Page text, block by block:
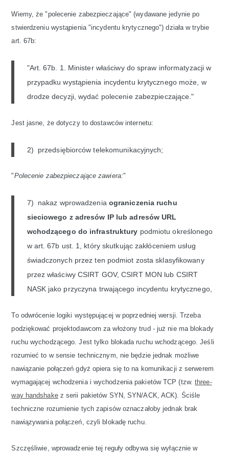
Wiemy, że "polecenie zabezpieczające" (wydawane jedynie po
stwierdzeniu wystąpienia "incydentu krytycznego") działa w trybie
art. 67b:
"Art. 67b. 1. Minister właściwy do spraw informatyzacji w
przypadku wystąpienia incydentu krytycznego może, w
drodze decyzji, wydać polecenie zabezpieczające."
Jest jasne, że dotyczy to dostawców internetu:
2) przedsiębiorców telekomunikacyjnych;
"Polecenie zabezpieczające zawiera:"
7) nakaz wprowadzenia ograniczenia ruchu
sieciowego z adresów IP lub adresów URL
wchodzącego do infrastruktury podmiotu określonego
w art. 67b ust. 1, który skutkując zakłóceniem usług
świadczonych przez ten podmiot zosta sklasyfikowany
przez właściwy CSIRT GOV, CSIRT MON lub CSIRT
NASK jako przyczyna trwającego incydentu krytycznego,
To odwrócenie logiki występującej w poprzedniej wersji. Trzeba
podziękować projektodawcom za włożony trud - już nie ma blokady
ruchu wychodzącego. Jest tylko blokada ruchu wchodzącego. Jeśli
rozumieć to w sensie technicznym, nie będzie jednak możliwe
nawiązanie połączeń gdyż opiera się to na komunikacji z serwerem
wymagającej wchodzenia i wychodzenia pakietów TCP (tzw.three-
way handshakez serii pakietów SYN, SYN/ACK, ACK). Ściśle
techniczne rozumienie tych zapisów oznaczałoby jednak brak
nawiązywania połączeń, czyli blokadę ruchu.
Szczęśliwie, wprowadzenie tej reguły odbywa się wyłącznie w